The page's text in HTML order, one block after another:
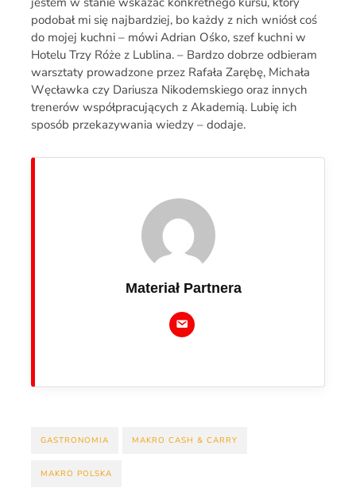
podobał mi się najbardziej, bo każdy z nich wniósł coś
do mojej kuchni – mówi Adrian Ośko, szef kuchni w
Hotelu Trzy Róże z Lublina. – Bardzo dobrze odbieram
warsztaty prowadzone przez Rafała Zarębę, Michała
Węcławka czy Dariusza Nikodemskiego oraz innych
trenerów współpracujących z Akademią. Lubię ich
sposób przekazywania wiedzy – dodaje.
Materiał Partnera
GASTRONOMIA MAKRO CASH & CARRY
MAKRO POLSKA